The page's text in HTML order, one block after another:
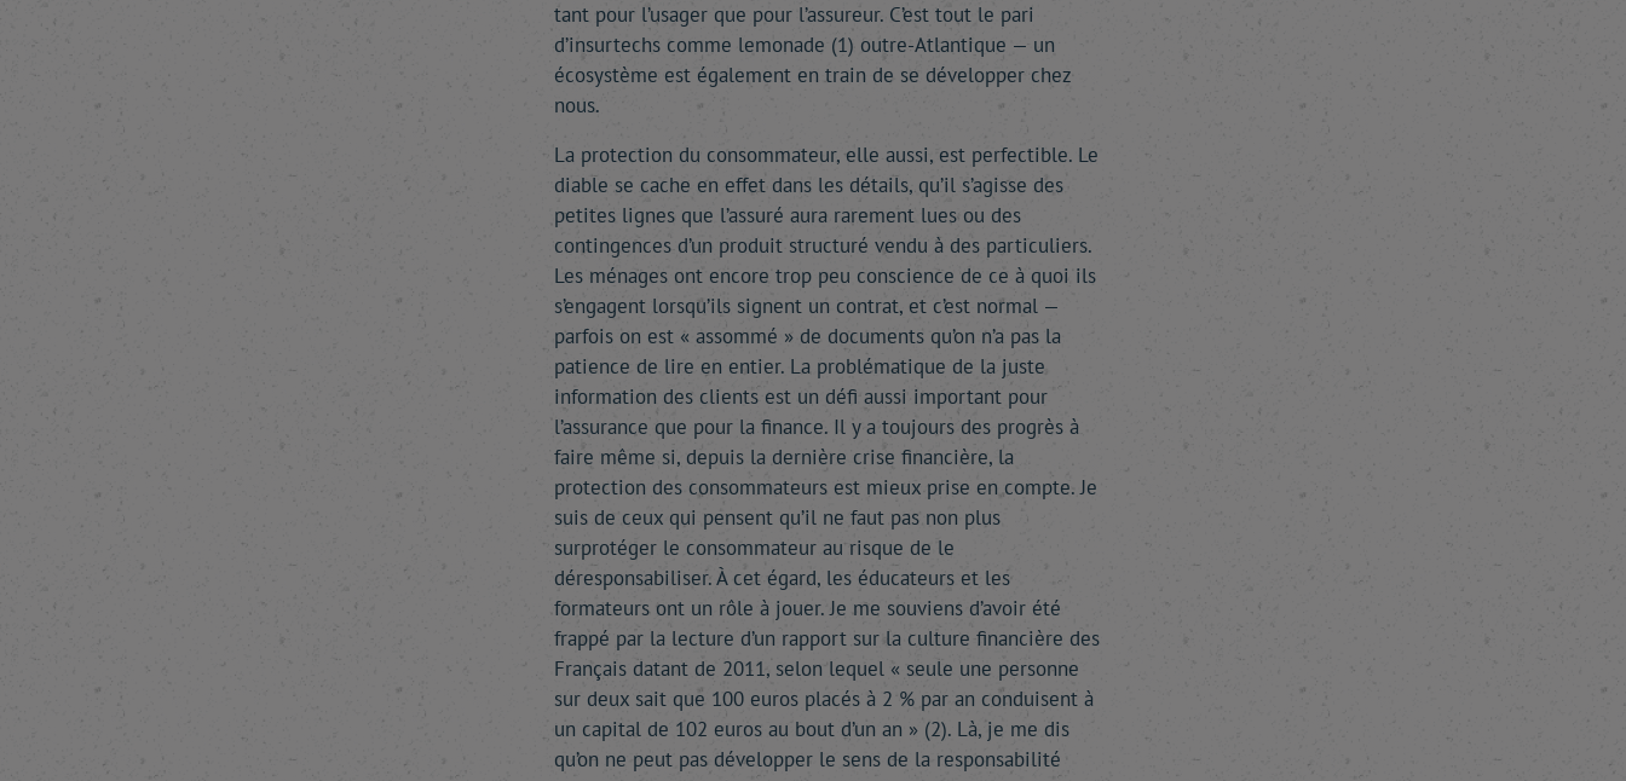
tant pour l’usager que pour l’assureur. C’est tout le pari
d’insurtechs comme lemonade (1) outre-Atlantique — un
écosystème est également en train de se développer chez
nous.
La protection du consommateur, elle aussi, est perfectible. Le
diable se cache en effet dans les détails, qu’il s’agisse des
petites lignes que l’assuré aura rarement lues ou des
contingences d’un produit structuré vendu à des particuliers.
Les ménages ont encore trop peu conscience de ce à quoi ils
s’engagent lorsqu’ils signent un contrat, et c’est normal —
parfois on est « assommé » de documents qu’on n’a pas la
patience de lire en entier. La problématique de la juste
information des clients est un défi aussi important pour
l’assurance que pour la finance. Il y a toujours des progrès à
faire même si, depuis la dernière crise financière, la
protection des consommateurs est mieux prise en compte. Je
suis de ceux qui pensent qu’il ne faut pas non plus
surprotéger le consommateur au risque de le
déresponsabiliser. À cet égard, les éducateurs et les
formateurs ont un rôle à jouer. Je me souviens d’avoir été
frappé par la lecture d’un rapport sur la culture financière des
Français datant de 2011, selon lequel « seule une personne
sur deux sait que 100 euros placés à 2 % par an conduisent à
un capital de 102 euros au bout d’un an » (2). Là, je me dis
qu’on ne peut pas développer le sens de la responsabilité